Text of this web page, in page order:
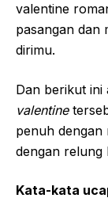
valentine
pasangan dan
dirimu.
Dan berikut ini
valentine
penuh dengan
dengan relung
Kata-kata